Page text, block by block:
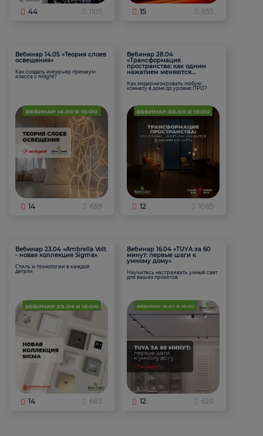
44 1105 15 655
Вебинар 14.05 «Теория слоев
освещения»
Как создать интерьер премиум-
класса с Arlight?
14 659
Вебинар 28.04
«Трансформация
пространства: как одним
нажатием меняются
Как модернизировать любую
комнату в доме до уровня ПРО?
12 1065
Вебинар 23.04 «Ambrella Volt
- новая коллекция Sigma»
Стиль и технологии в каждой
детали
14 683
Вебинар 16.04 «TUYA за 60
минут: первые шаги к
умному дому»
Научитесь настраивать умный свет
для ваших проектов
12 620